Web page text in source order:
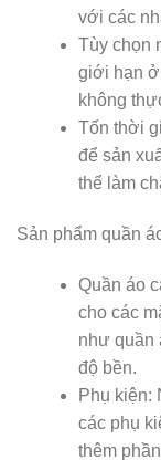
với các
Tùy chọn
giới hạn ở
không
Tốn thời
để sản
thể làm
Sản phẩm quần
Quần áo
cho các
như quần
độ bền.
Phụ kiện:
các phụ
thêm